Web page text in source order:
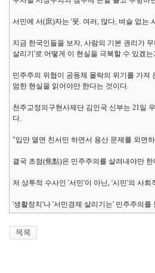
서민에 서(庶)자는 '뭇. 여러, 많다, 벼슬 없는
지금 한국인들을 보자, 사람의 기본 권리가
살리기'로 어떻게 이 현실을 극복할 수 있겠는
민주주의 위협이 공동체 몰락의 위기를 가
엄한 현실을 읽어야만 한다는 것이다.
천주교정의구현사제단 김인국 신부는 21일
다.
"입만 열면 친서민 하면서 용산 문제를 외면
결국 초점(焦點)은 민주주의를 살려내야만
저 상투적 수사인 '서민'이 아닌, '시민'의 사
'생활정치'나 '서민경제 살리기는' 민주주의